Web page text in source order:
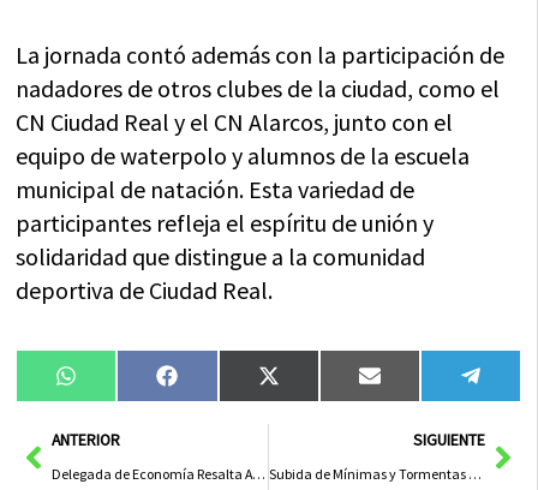
La jornada contó además con la participación de
nadadores de otros clubes de la ciudad, como el
CN Ciudad Real y el CN Alarcos, junto con el
equipo de waterpolo y alumnos de la escuela
municipal de natación. Esta variedad de
participantes refleja el espíritu de unión y
solidaridad que distingue a la comunidad
deportiva de Ciudad Real.
Compartir
en
WhatsAppCompartir
en
FacebookCompartir
en
X
(Twitter)
Compartir
en
Email
en
AntANTERIOR
Delegada de Economía Resalta Auge del Turismo en Cuenca en el Día Mundial del Turismo 2023
SIGUIENTE
Subida de Mínimas y Tormentas en Cuenca y Albacete